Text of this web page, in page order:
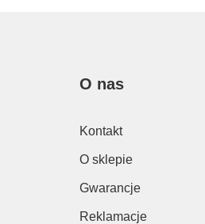
O nas
Kontakt
O sklepie
Gwarancje
Reklamacje